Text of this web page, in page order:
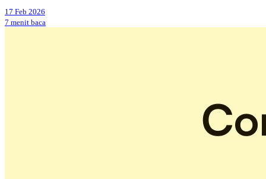
17 Feb 2026
7 menit baca